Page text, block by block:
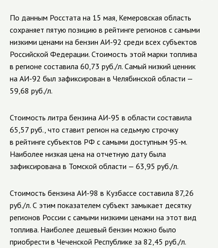
По данным Росстата на 15 мая, Кемеровская область
сохраняет пятую позицию в рейтинге регионов с самыми
низкими ценами на бензин АИ-92 среди всех субъектов
Российской Федерации. Стоимость этой марки топлива
в регионе составила 60,73 руб./л. Самый низкий ценник
на АИ-92 был зафиксирован в Челябинской области —
59,68 руб./л.
Стоимость литра бензина АИ-95 в области составила
65,57 руб., что ставит регион на седьмую строчку
в рейтинге субъектов РФ с самыми доступным 95-м.
Наиболее низкая цена на отчетную дату была
зафиксирована в Томской области — 63,95 руб./л.
Стоимость бензина АИ-98 в Кузбассе составила 87,26
руб./л. С этим показателем субъект замыкает десятку
регионов России с самыми низкими ценами на этот вид
топлива. Наиболее дешевый бензин можно было
приобрести в Чеченской Республике за 82,45 руб./л.